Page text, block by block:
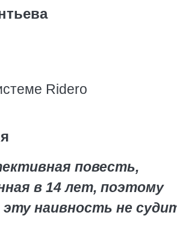
Ridero
повесть,
в 14 лет, поэтому
эту наивность не